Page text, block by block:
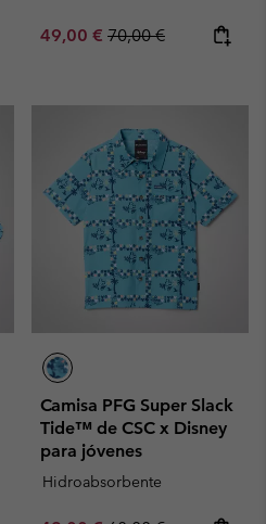
Sale price:
49,00 € Regular price:
70,00 €
Camisa PFG Super Slack
Tide™ de CSC x Disney
para jóvenes
Hidroabsorbente